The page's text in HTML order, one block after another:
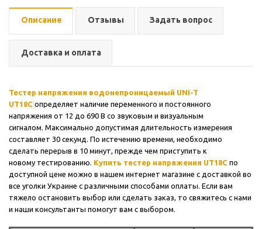
Описание Отзывы Задать вопрос
Доставка и оплата
Тестер напряжения водонепроницаемый UNI-T
UT18C определяет наличие переменного и постоянного
напряжения от 12 до 690 В со звуковым и визуальным
сигналом. Максимально допустимая длительность измерения
составляет 30 секунд. По истечению времени, необходимо
сделать перерыв в 10 минут, прежде чем приступить к
новому тестированию. Купить тестер напряжения UT18C по
доступной цене можно в нашем интернет магазине с доставкой во
все уголки Украине с различными способами оплаты. Если вам
тяжело остановить выбор или сделать заказ, то свяжитесь с нами
и наши консультанты помогут вам с выбором.